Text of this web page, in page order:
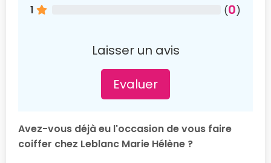
1
(0)
Laisser un avis
Evaluer
Avez-vous déjà eu l'occasion de vous faire
coiffer chez Leblanc Marie Hélène ?